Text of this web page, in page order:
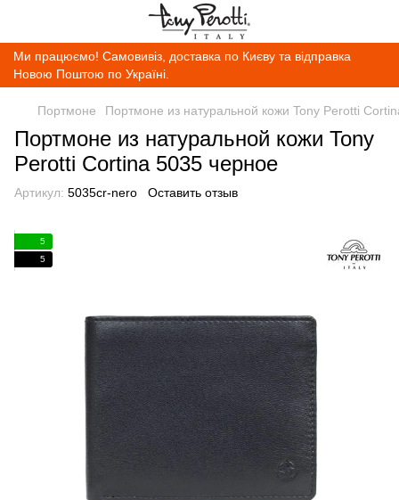
Ми працюємо! Самовивіз, доставка по Києву та відправка
Новою Поштою по Україні.
Портмоне Портмоне из натуральной кожи Tony Perotti
Портмоне из натуральной кожи Tony
Perotti Cortina 5035 черное
Артикул: 5035cr-nero Оставить отзыв
5
5